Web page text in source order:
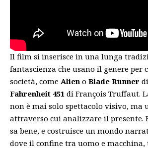
Il film si inserisce in una lunga
fantascienza che usano il genere per
società, come Alien o Blade Runner
Fahrenheit 451 di François Truffaut.
non è mai solo spettacolo visivo, ma
attraverso cui analizzare il presente.
sa bene, e costruisce un mondo
dove il confine tra uomo e